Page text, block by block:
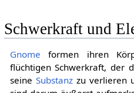
Schwerkraft und
Gnome formen ihren
flüchtigen Schwerkraft, der
seine Substanzzu verlieren